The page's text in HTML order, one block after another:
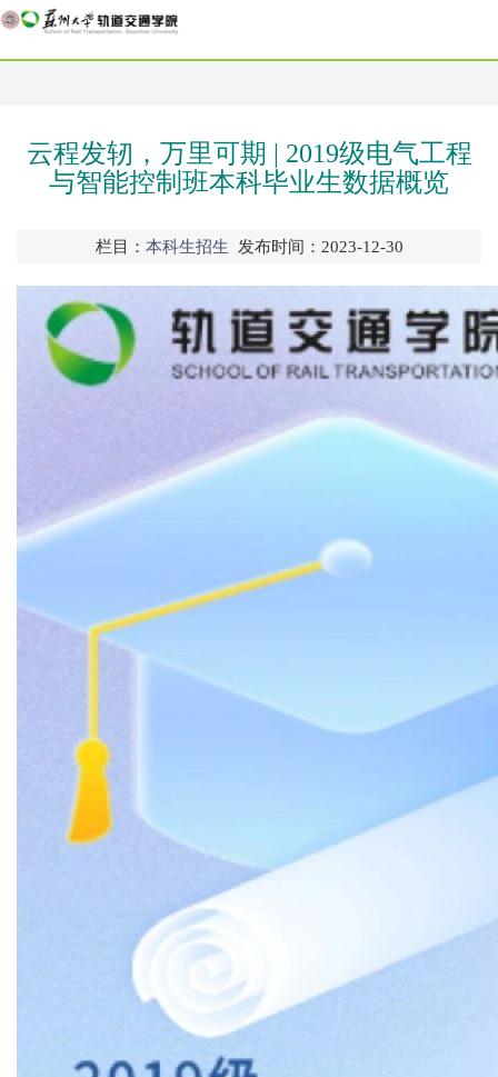
云程发轫，万里可期 | 2019级电气工程
与智能控制班本科毕业生数据概览
栏目： 本科生招生 发布时间：2023-12-30